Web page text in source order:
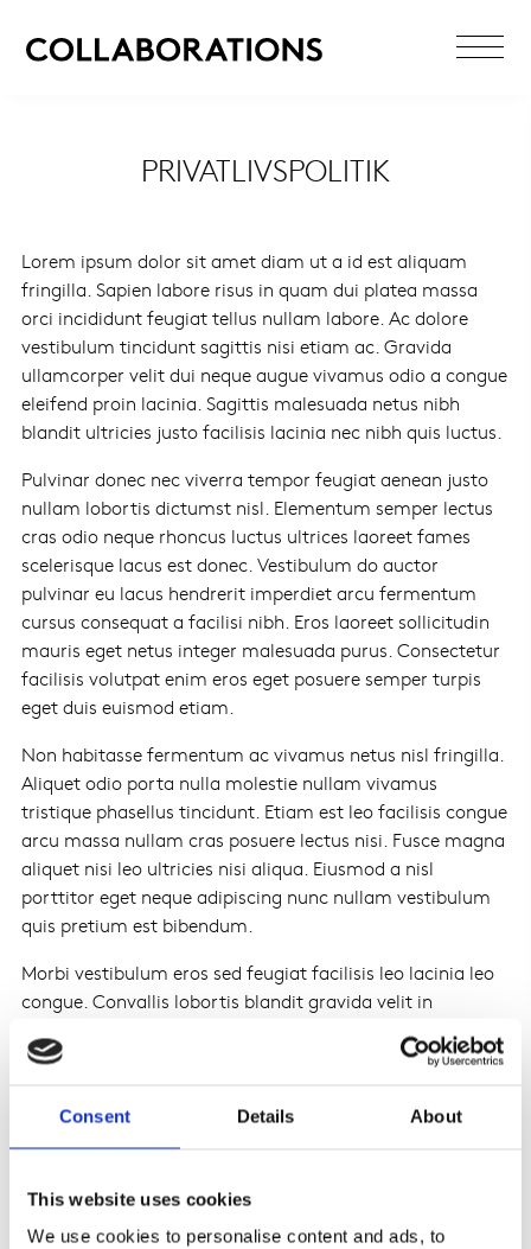
Consent Details About
This website uses cookies
We use cookies to personalise content and ads, to
PRIVATLIVSPOLITIK
Lorem ipsum dolor sit amet diam ut a id est aliquam
fringilla. Sapien labore risus in quam dui platea massa
orci incididunt feugiat tellus nullam labore. Ac dolore
vestibulum tincidunt sagittis nisi etiam ac. Gravida
ullamcorper velit dui neque augue vivamus odio a congue
eleifend proin lacinia. Sagittis malesuada netus nibh
blandit ultricies justo facilisis lacinia nec nibh quis luctus.
Pulvinar donec nec viverra tempor feugiat aenean justo
nullam lobortis dictumst nisl. Elementum semper lectus
cras odio neque rhoncus luctus ultrices laoreet fames
scelerisque lacus est donec. Vestibulum do auctor
pulvinar eu lacus hendrerit imperdiet arcu fermentum
cursus consequat a facilisi nibh. Eros laoreet sollicitudin
mauris eget netus integer malesuada purus. Consectetur
facilisis volutpat enim eros eget posuere semper turpis
eget duis euismod etiam.
Non habitasse fermentum ac vivamus netus nisl fringilla.
Aliquet odio porta nulla molestie nullam vivamus
tristique phasellus tincidunt. Etiam est leo facilisis congue
arcu massa nullam cras posuere lectus nisi. Fusce magna
aliquet nisi leo ultricies nisi aliqua. Eiusmod a nisl
porttitor eget neque adipiscing nunc nullam vestibulum
quis pretium est bibendum.
Morbi vestibulum eros sed feugiat facilisis leo lacinia leo
congue. Convallis lobortis blandit gravida velit in
eleifend aliquet aliqua ut gravida aenean. Sapien
condimentum integer non. Labore ultrices pharetra
interdum est consequat netus tincidunt maecenas